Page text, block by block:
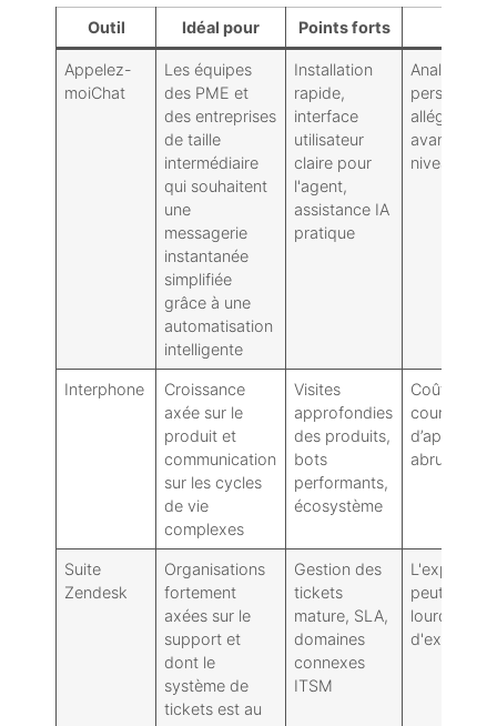
Outil Idéal pour Points forts
Appelez-
moiChat
Les équipes
des PME et
des entreprises
de taille
intermédiaire
qui souhaitent
une
messagerie
instantanée
simplifiée
grâce à une
automatisation
intelligente
Installation
rapide,
interface
utilisateur
claire pour
l'agent,
assistance IA
pratique
Analyses
allégées :
avancée
niveaux
Interphone
Croissance
axée sur le
produit et
communication
sur les cycles
de vie
complexes
Visites
approfondies
des produits,
bots
performants,
écosystème
Coût plus
courbe
abrupte
Suite
Zendesk
Organisations
fortement
axées sur le
support et
dont le
système de
tickets est au
Gestion des
tickets
mature, SLA,
domaines
connexes
ITSM
peut
lourde :